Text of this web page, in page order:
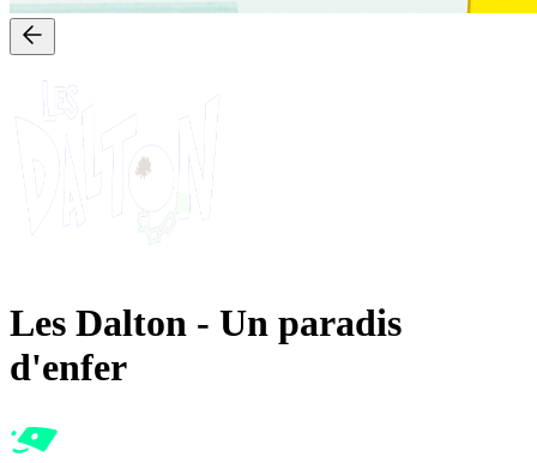
Les Dalton - Un paradis
d'enfer